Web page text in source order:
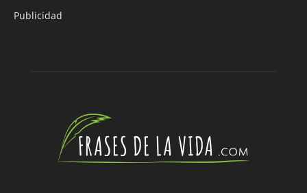
Publicidad